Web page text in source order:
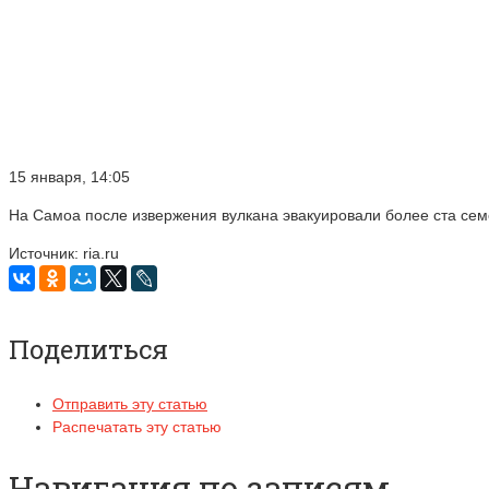
15 января, 14:05
На Самоа после извержения вулкана эвакуировали более ста
Источник: ria.ru
Поделиться
Отправить эту статью
Распечатать эту статью